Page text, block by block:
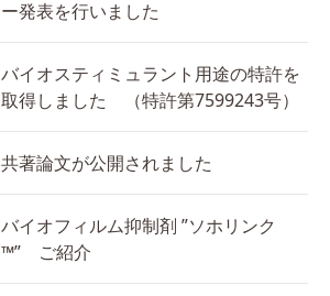
ー発表を行いました
バイオスティミュラント用途の特許を
取得しました （特許第7599243号）
共著論文が公開されました
バイオフィルム抑制剤 ”ソホリンク
™” ご紹介